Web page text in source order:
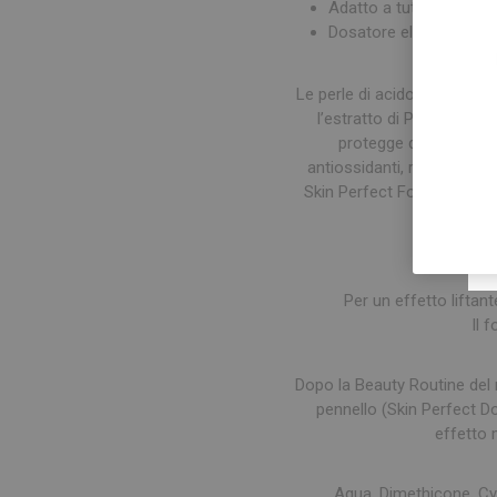
Adatto a tutti i tipi di
Dosatore elegante,
Le perle di acido
l’estratto di Peonia
protegge dai fattori
antiossidanti, riattiva le
Skin Perfect Foundation
Per un effetto
Il
Dopo la Beauty Routine
pennello (Skin Perfect
effetto